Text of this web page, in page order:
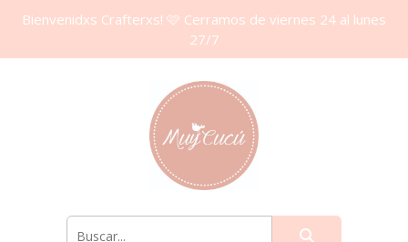
Bienvenidxs Crafterxs! 🩷 Cerramos de viernes 24 al lunes
27/7